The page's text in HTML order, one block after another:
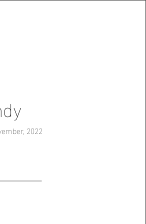
2022